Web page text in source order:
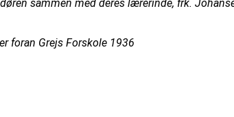
sammen med deres lærerinde, frk.
foran Grejs Forskole 1936